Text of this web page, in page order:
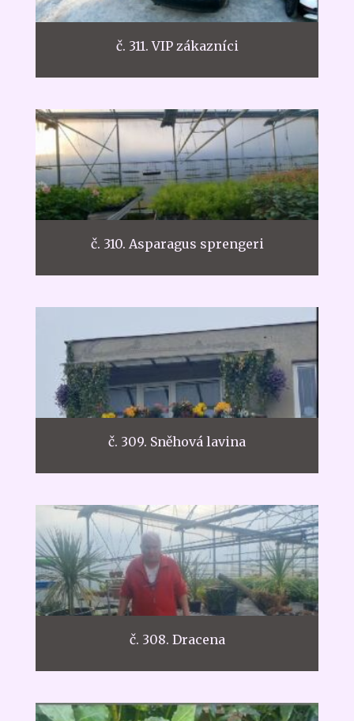
č. 311. VIP zákazníci
č. 310. Asparagus sprengeri
č. 309. Sněhová lavina
č. 308. Dracena